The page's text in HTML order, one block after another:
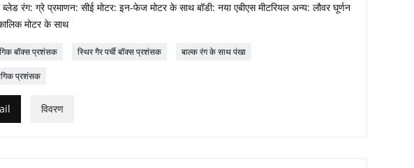
ब्लेड रंग: ग्रे प्रमाणन: सीई मोटर: इन-फेज मोटर के साथ बॉडी: नया एबीएस मीटरियल अन्य: लौवर घूर्णन
मोटर के साथ
बॉक्स प्रशंसक स्थिर गैर पर्ची बॉक्स प्रशंसक बाल्क रंग के साथ पंखा
प्रशंसक
विवरण